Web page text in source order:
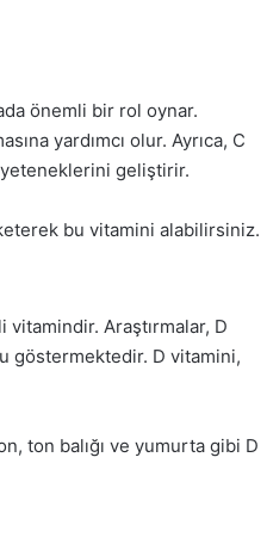
önemli bir rol oynar.
yardımcı olur. Ayrıca, C
geliştirir.
bu vitamini alabilirsiniz.
Araştırmalar, D
göstermektedir. D vitamini,
ton balığı ve yumurta gibi D